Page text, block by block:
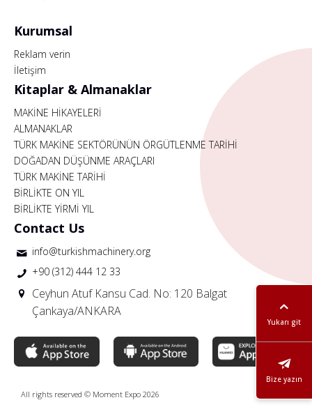
Yukarı git
Bize yazın
Kurumsal
Reklam verin
İletişim
Kitaplar & Almanaklar
MAKİNE HİKAYELERİ
ALMANAKLAR
TÜRK MAKİNE SEKTÖRÜNÜN ÖRGÜTLENME TARİHİ
DOĞADAN DÜŞÜNME ARAÇLARI
TÜRK MAKİNE TARİHİ
BİRLİKTE ON YIL
BİRLİKTE YİRMİ YIL
Contact Us
info@turkishmachinery.org
+90 (312) 444 12 33
Ceyhun Atuf Kansu Cad. No: 120 Balgat
Çankaya/ANKARA
All rights reserved © Moment Expo 2026